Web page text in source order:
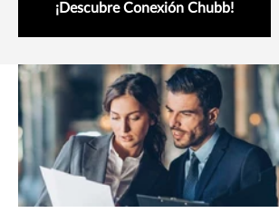
¡Descubre Conexión Chubb!